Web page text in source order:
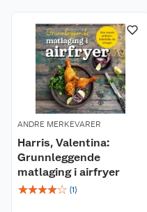
ANDRE MERKEVARER
Harris, Valentina:
Grunnleggende
matlaging i airfryer
☆☆☆☆☆ (1)
Om oss
Nyheter
Våre butikker
Våre merkevarer
Coop kjeder
Ledige stillinger
Kontakt oss
Angre- og returrett
Reklamasjon og garanti
Ofte stilte spørsmål
Betalingsalternativer
Leveringsalternativer
Åpent kjøp